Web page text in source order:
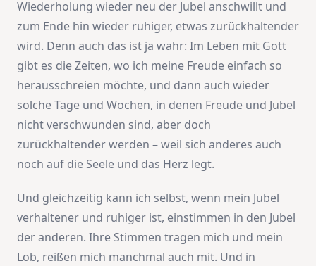
Wiederholung wieder neu der Jubel anschwillt und
zum Ende hin wieder ruhiger, etwas zurückhaltender
wird. Denn auch das ist ja wahr: Im Leben mit Gott
gibt es die Zeiten, wo ich meine Freude einfach so
herausschreien möchte, und dann auch wieder
solche Tage und Wochen, in denen Freude und Jubel
nicht verschwunden sind, aber doch
zurückhaltender werden – weil sich anderes auch
noch auf die Seele und das Herz legt.
Und gleichzeitig kann ich selbst, wenn mein Jubel
verhaltener und ruhiger ist, einstimmen in den Jubel
der anderen. Ihre Stimmen tragen mich und mein
Lob, reißen mich manchmal auch mit. Und in